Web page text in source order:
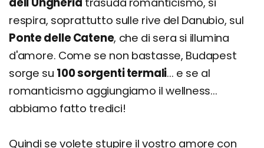
respira, soprattutto sulle rive del Danubio, sul
Ponte delle Catene, che di sera si illumina
d'amore. Come se non bastasse, Budapest
sorge su 100 sorgenti termali... e se al
romanticismo aggiungiamo il wellness...
abbiamo fatto tredici!
Quindi se volete stupire il vostro amore con